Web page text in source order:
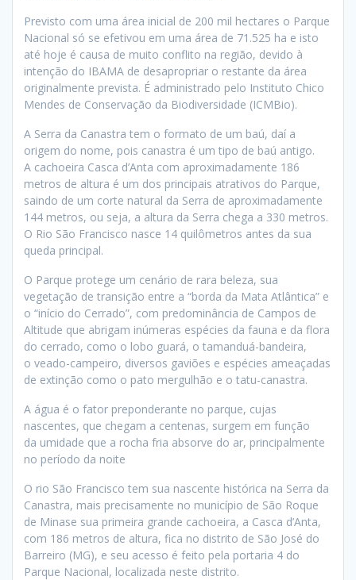
Previsto com uma área inicial de 200 mil hectares o Parque
Nacional só se efetivou em uma área de 71.525 ha e isto
até hoje é causa de muito conflito na região, devido à
intenção do IBAMA de desapropriar o restante da área
originalmente prevista. É administrado pelo Instituto Chico
Mendes de Conservação da Biodiversidade (ICMBio).
A Serra da Canastra tem o formato de um baú, daí a
origem do nome, pois canastra é um tipo de baú antigo.
A cachoeira Casca d’Anta com aproximadamente 186
metros de altura é um dos principais atrativos do Parque,
saindo de um corte natural da Serra de aproximadamente
144 metros, ou seja, a altura da Serra chega a 330 metros.
O Rio São Francisco nasce 14 quilômetros antes da sua
queda principal.
O Parque protege um cenário de rara beleza, sua
vegetação de transição entre a “borda da Mata Atlântica” e
o “início do Cerrado”, com predominância de Campos de
Altitude que abrigam inúmeras espécies da fauna e da flora
do cerrado, como o lobo guará, o tamanduá-bandeira,
o veado-campeiro, diversos gaviões e espécies ameaçadas
de extinção como o pato mergulhão e o tatu-canastra.
A água é o fator preponderante no parque, cujas
nascentes, que chegam a centenas, surgem em função
da umidade que a rocha fria absorve do ar, principalmente
no período da noite
O rio São Francisco tem sua nascente histórica na Serra da
Canastra, mais precisamente no município de São Roque
de Minase sua primeira grande cachoeira, a Casca d’Anta,
com 186 metros de altura, fica no distrito de São José do
Barreiro (MG), e seu acesso é feito pela portaria 4 do
Parque Nacional, localizada neste distrito.